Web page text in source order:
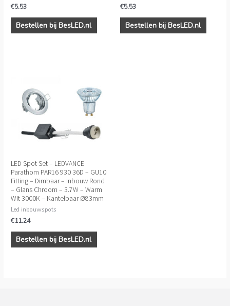
€5.53
Bestellen bij BesLED.nl
€5.53
Bestellen bij BesLED.nl
LED Spot Set – LEDVANCE
Parathom PAR16 930 36D – GU10
Fitting – Dimbaar – Inbouw Rond
– Glans Chroom – 3.7W – Warm
Wit 3000K – Kantelbaar Ø83mm
Led inbouwspots
€11.24
Bestellen bij BesLED.nl